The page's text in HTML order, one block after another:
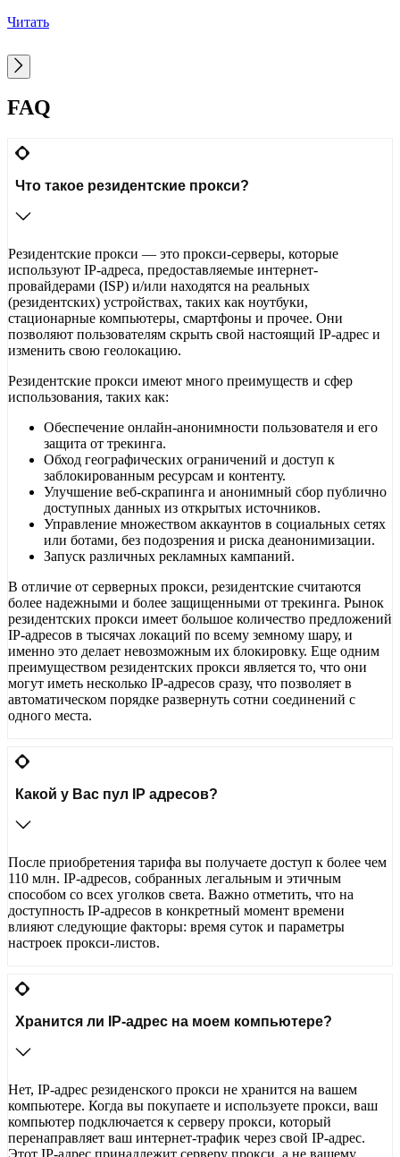
Читать
FAQ
Что такое резидентские прокси?
Резидентские прокси — это прокси-серверы, которые
используют IP-адреса, предоставляемые интернет-
провайдерами (ISP) и/или находятся на реальных
(резидентских) устройствах, таких как ноутбуки,
стационарные компьютеры, смартфоны и прочее. Они
позволяют пользователям скрыть свой настоящий IP-адрес и
изменить свою геолокацию.
Резидентские прокси имеют много преимуществ и сфер
использования, таких как:
Обеспечение онлайн-анонимности пользователя и его
защита от трекинга.
Обход географических ограничений и доступ к
заблокированным ресурсам и контенту.
Улучшение веб-скрапинга и анонимный сбор публично
доступных данных из открытых источников.
Управление множеством аккаунтов в социальных сетях
или ботами, без подозрения и риска деанонимизации.
Запуск различных рекламных кампаний.
В отличие от серверных прокси, резидентские считаются
более надежными и более защищенными от трекинга. Рынок
резидентских прокси имеет большое количество предложений
IP-адресов в тысячах локаций по всему земному шару, и
именно это делает невозможным их блокировку. Еще одним
преимуществом резидентских прокси является то, что они
могут иметь несколько IP-адресов сразу, что позволяет в
автоматическом порядке развернуть сотни соединений с
одного места.
Какой у Вас пул IP адресов?
После приобретения тарифа вы получаете доступ к более чем
110 млн. IP-адресов, собранных легальным и этичным
способом со всех уголков света. Важно отметить, что на
доступность IP-адресов в конкретный момент времени
влияют следующие факторы: время суток и параметры
настроек прокси-листов.
Хранится ли IP-адрес на моем компьютере?
Нет, IP-адрес резиденского прокси не хранится на вашем
компьютере. Когда вы покупаете и используете прокси, ваш
компьютер подключается к серверу прокси, который
перенаправляет ваш интернет-трафик через свой IP-адрес.